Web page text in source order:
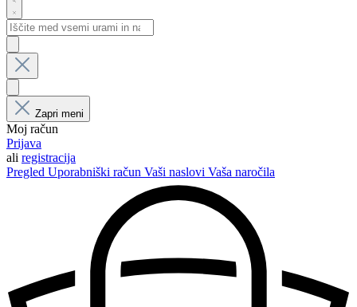
Zapri meni
Moj račun
Prijava
ali registracija
Pregled Uporabniški račun Vaši naslovi Vaša naročila